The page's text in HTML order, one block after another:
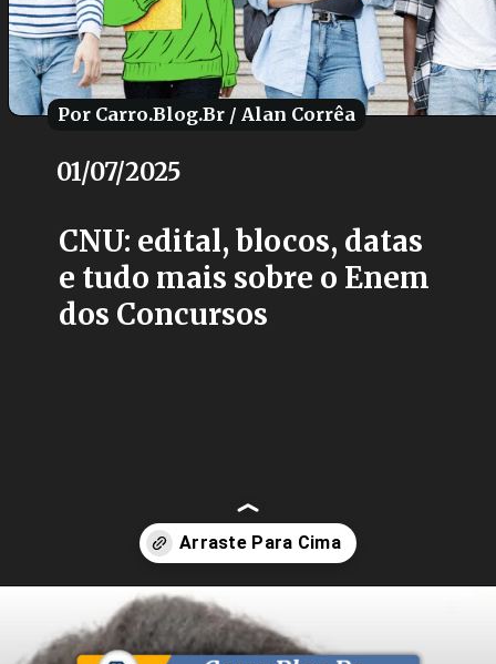
CNU: edital, blocos, datas
e tudo mais sobre o Enem
dos Concursos
Por Carro.Blog.Br / Alan Corrêa
Por Carro.Blog.Br / Alan Corrêa
01/07/2025
Opening